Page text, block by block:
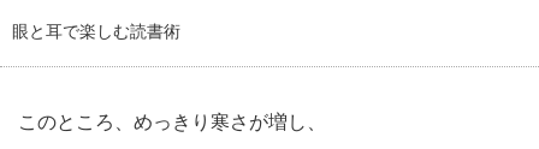
眼と耳で楽しむ読書術
このところ、めっきり寒さが増し、